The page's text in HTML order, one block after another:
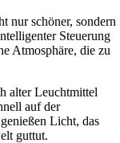
nur schöner, sondern
Steuerung
Atmosphäre, die zu
alter Leuchtmittel
auf der
Licht, das
guttut.